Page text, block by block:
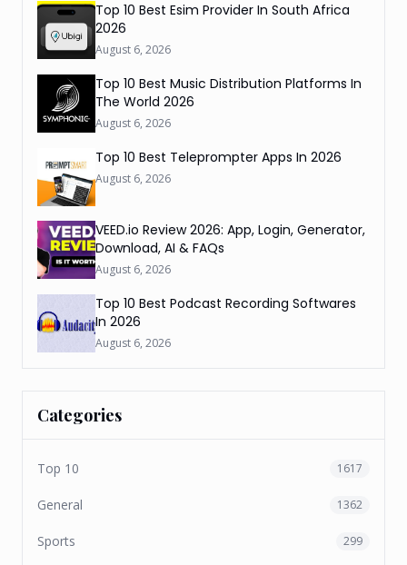
Top 10 Best Esim Provider In South Africa
2026
August 6, 2026
Top 10 Best Music Distribution Platforms In
The World 2026
August 6, 2026
Top 10 Best Teleprompter Apps In 2026
August 6, 2026
VEED.io Review 2026: App, Login, Generator,
Download, AI & FAQs
August 6, 2026
Top 10 Best Podcast Recording Softwares
In 2026
August 6, 2026
Categories
Top 10 1617
General 1362
Sports 299